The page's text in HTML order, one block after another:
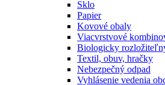
Sklo
Papier
Kovové obaly
Viacvrstvové
Biologicky
Textil, obuv, hračky
Nebezpečný odpad
Vyhlásenie vedenia